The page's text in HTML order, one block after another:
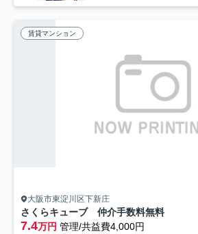
賃貸マンション
大阪市東淀川区下新庄
さくらキューブ 仲介手数料無料
7.4万円 管理/共益費4,000円